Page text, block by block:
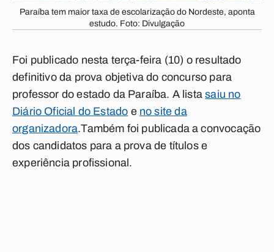
Paraíba tem maior taxa de escolarização do Nordeste, aponta
estudo. Foto: Divulgação
Foi publicado nesta terça-feira (10) o resultado
definitivo da prova objetiva do concurso para
professor do estado da Paraíba. A listasaiu no
Diário Oficial do Estado e no site da
organizadora.Também foi publicada a convocação
dos candidatos para a prova de títulos e
experiência profissional.